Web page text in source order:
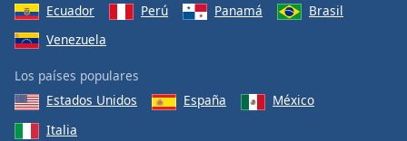
Ecuador
Perú Panamá
Brasil
Venezuela
Los países populares
Estados Unidos
España
México
Italia